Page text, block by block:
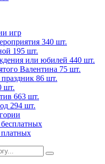
игр
340 шт.
195 шт.
или юбилей 440 шт.
Валентина 75 шт.
86 шт.
шт.
663 шт.
294 шт.